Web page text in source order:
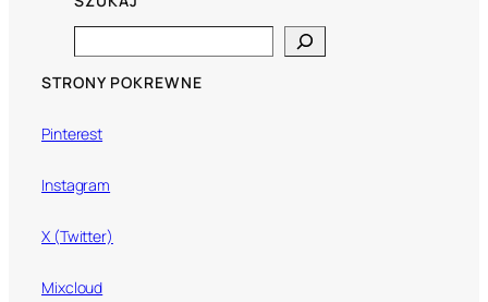
STRONY POKREWNE
Pinterest
Instagram
X (Twitter)
Mixcloud